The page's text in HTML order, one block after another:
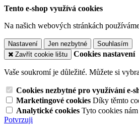
Tento e-shop využívá cookies
Na našich webových stránkách
Nastavení Jen nezbytné
Souhlasím
Zavřít cookie lištu
Cookies nastavení
Vaše soukromí je důležité. Můžete si
Cookies nezbytné pro využívání e-
Marketingové cookies Díky těmto
Analytické cookies Tyto cookies
Potvrzuji